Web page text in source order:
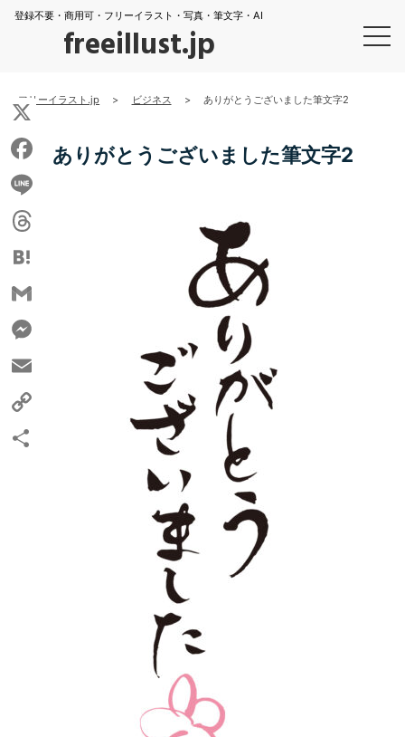
登録不要・商用可・フリーイラスト・写真・筆文字・AI
freeillust.jp
フリーイラスト.jp > ビジネス > ありがとうございました筆文字2
ありがとうございました筆文字2
X
Facebook
Line
Threads
Hatena
Gmail
Messenger
Email
Copy